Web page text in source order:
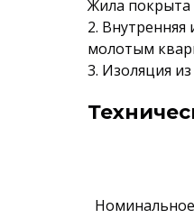
Жила
2. Внутренняя
молотым
3. Изоляция